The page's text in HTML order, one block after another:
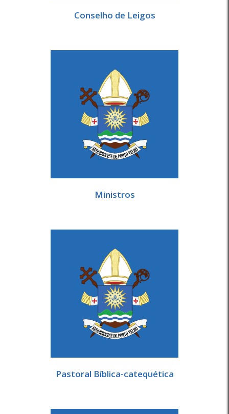
Conselho de Leigos
Ministros
Pastoral Bíblica-catequética